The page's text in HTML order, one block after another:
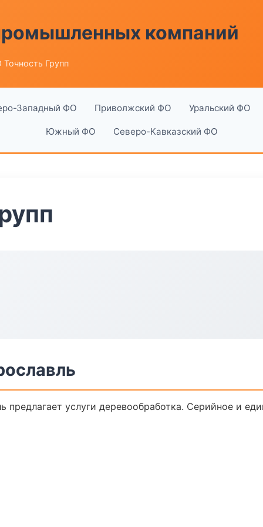
компаний
Групп
Западный ФО Приволжский ФО Уральский ФО
Южный ФО Северо-Кавказский ФО
предлагает услуги деревообработка. Серийное и